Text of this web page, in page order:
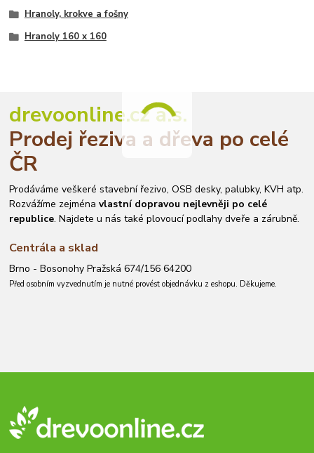
Hranoly, krokve a fošny
Hranoly 160 x 160
drevoonline.cz a.s.
Prodej řeziva a dřeva po celé
ČR
Prodáváme veškeré stavební řezivo, OSB desky, palubky, KVH atp.
Rozvážíme zejménavlastní dopravou nejlevněji po celé
republice. Najdete u nás také plovoucí podlahy dveře a zárubně.
Centrála a sklad
Brno - Bosonohy Pražská 674/156 64200
Před osobním vyzvednutím je nutné provést objednávku z eshopu. Děkujeme.